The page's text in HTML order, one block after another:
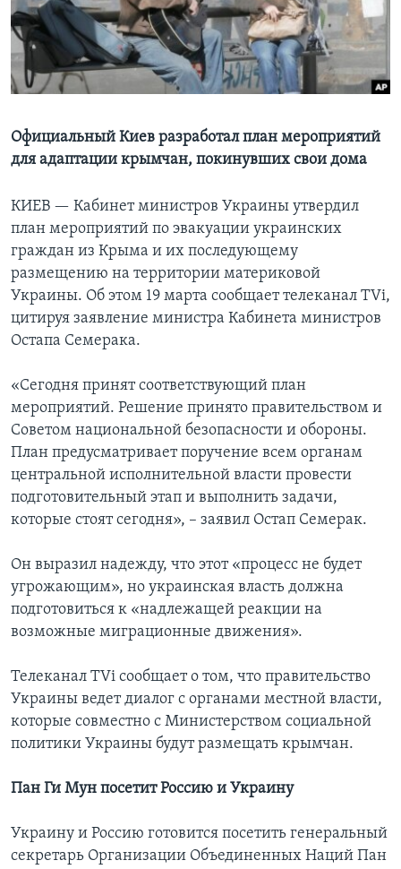
Learning English
СОЦИАЛЬНЫЕ СЕТИ
Языки
Официальный Киев разработал план мероприятий
для адаптации крымчан, покинувших свои дома
КИЕВ — Кабинет министров Украины утвердил
план мероприятий по эвакуации украинских
граждан из Крыма и их последующему
размещению на территории материковой
Украины. Об этом 19 марта сообщает телеканал TVi,
цитируя заявление министра Кабинета министров
Остапа Семерака.
«Сегодня принят соответствующий план
мероприятий. Решение принято правительством и
Советом национальной безопасности и обороны.
План предусматривает поручение всем органам
центральной исполнительной власти провести
подготовительный этап и выполнить задачи,
которые стоят сегодня», – заявил Остап Семерак.
Он выразил надежду, что этот «процесс не будет
угрожающим», но украинская власть должна
подготовиться к «надлежащей реакции на
возможные миграционные движения».
Телеканал TVi сообщает о том, что правительство
Украины ведет диалог с органами местной власти,
которые совместно с Министерством социальной
политики Украины будут размещать крымчан.
Пан Ги Мун посетит Россию и Украину
Украину и Россию готовится посетить генеральный
секретарь Организации Объединенных Наций Пан